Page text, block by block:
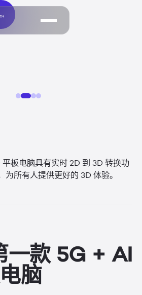
板电脑具有实时 2D 到 3D 转换功
为所有人提供更好的 3D 体验。
一款 5G + AI
脑